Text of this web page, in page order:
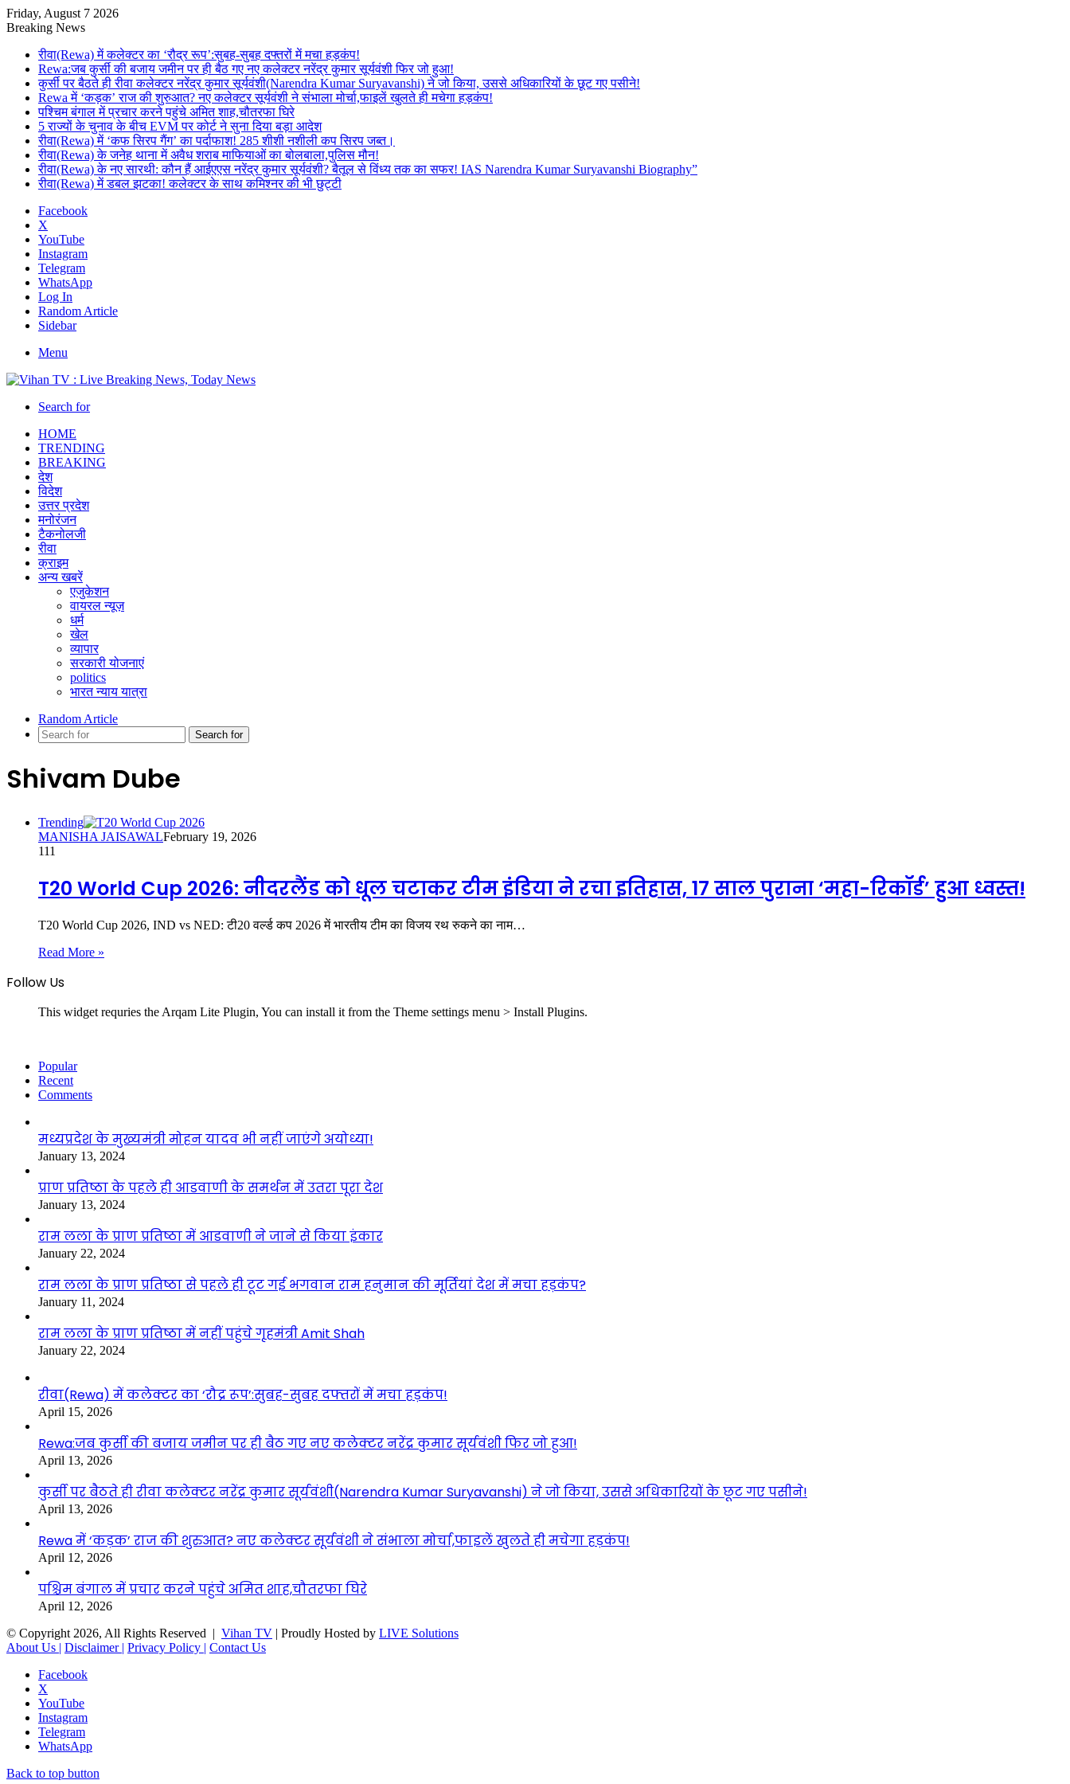
Friday, August 7 2026
Breaking News
रीवा(Rewa) में कलेक्टर का ‘रौद्र रूप’:सुबह-सुबह दफ्तरों में मचा हड़कंप!
Rewa:जब कुर्सी की बजाय जमीन पर ही बैठ गए नए कलेक्टर नरेंद्र कुमार सूर्यवंशी फिर जो हुआ!
कुर्सी पर बैठते ही रीवा कलेक्टर नरेंद्र कुमार सूर्यवंशी(Narendra Kumar Suryavanshi) ने जो किया, उससे अधिकारियों के छूट गए पसीने!
Rewa में ‘कड़क’ राज की शुरुआत? नए कलेक्टर सूर्यवंशी ने संभाला मोर्चा,फाइलें खुलते ही मचेगा हड़कंप!
पश्चिम बंगाल में प्रचार करने पहुंचे अमित शाह,चौतरफा घिरे
5 राज्यों के चुनाव के बीच EVM पर कोर्ट ने सुना दिया बड़ा आदेश
रीवा(Rewa) में ‘कफ सिरप गैंग’ का पर्दाफाश! 285 शीशी नशीली कप सिरप जब्त।
रीवा(Rewa) के जनेह थाना में अवैध शराब माफियाओं का बोलबाला,पुलिस मौन!
रीवा(Rewa) के नए सारथी: कौन हैं आईएएस नरेंद्र कुमार सूर्यवंशी? बैतूल से विंध्य तक का सफर! IAS Narendra Kumar Suryavanshi Biography”
रीवा(Rewa) में डबल झटका! कलेक्टर के साथ कमिश्नर की भी छुट्टी
Facebook
X
YouTube
Instagram
Telegram
WhatsApp
Log In
Random Article
Sidebar
Menu
Search for
HOME
TRENDING
BREAKING
देश
विदेश
उत्तर प्रदेश
मनोरंजन
टैकनोलजी
रीवा
क्राइम
अन्य खबरें
एजुकेशन
वायरल न्यूज़
धर्म
खेल
व्यापार
सरकारी योजनाएं
politics
भारत न्याय यात्रा
Random Article
Search for
Shivam Dube
Trending
MANISHA JAISAWALFebruary 19, 2026
111
T20 World Cup 2026: नीदरलैंड को धूल चटाकर टीम इंडिया ने रचा इतिहास, 17 साल पुराना ‘महा-रिकॉर्ड’ हुआ ध्वस्त!
T20 World Cup 2026, IND vs NED: टी20 वर्ल्ड कप 2026 में भारतीय टीम का विजय रथ रुकने का नाम…
Read More »
Follow Us
This widget requries the Arqam Lite Plugin, You can install it from the Theme settings menu > Install Plugins.
Popular
Recent
Comments
मध्यप्रदेश के मुख्यमंत्री मोहन यादव भी नहीं जाएंगे अयोध्या!
January 13, 2024
प्राण प्रतिष्ठा के पहले ही आडवाणी के समर्थन में उतरा पूरा देश
January 13, 2024
राम लला के प्राण प्रतिष्ठा में आडवाणी ने जाने से किया इंकार
January 22, 2024
राम लला के प्राण प्रतिष्ठा से पहले ही टूट गई भगवान राम हनुमान की मूर्तियां देश में मचा हड़कंप?
January 11, 2024
राम लला के प्राण प्रतिष्ठा में नहीं पहुंचे गृहमंत्री Amit Shah
January 22, 2024
रीवा(Rewa) में कलेक्टर का ‘रौद्र रूप’:सुबह-सुबह दफ्तरों में मचा हड़कंप!
April 15, 2026
Rewa:जब कुर्सी की बजाय जमीन पर ही बैठ गए नए कलेक्टर नरेंद्र कुमार सूर्यवंशी फिर जो हुआ!
April 13, 2026
कुर्सी पर बैठते ही रीवा कलेक्टर नरेंद्र कुमार सूर्यवंशी(Narendra Kumar Suryavanshi) ने जो किया, उससे अधिकारियों के छूट गए पसीने!
April 13, 2026
Rewa में ‘कड़क’ राज की शुरुआत? नए कलेक्टर सूर्यवंशी ने संभाला मोर्चा,फाइलें खुलते ही मचेगा हड़कंप!
April 12, 2026
पश्चिम बंगाल में प्रचार करने पहुंचे अमित शाह,चौतरफा घिरे
April 12, 2026
© Copyright 2026, All Rights Reserved | Vihan TV | Proudly Hosted by LIVE Solutions
About Us | Disclaimer | Privacy Policy | Contact Us
Facebook
X
YouTube
Instagram
Telegram
WhatsApp
Back to top button